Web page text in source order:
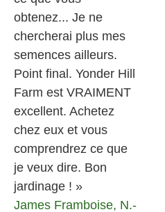
obtenez... Je ne
chercherai plus mes
semences ailleurs.
Point final. Yonder Hill
Farm est VRAIMENT
excellent. Achetez
chez eux et vous
comprendrez ce que
je veux dire. Bon
jardinage ! »
James Framboise, N.-